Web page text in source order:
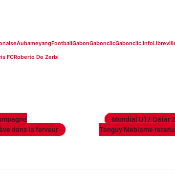
AubameyangFootballGabonGabonclicGabonclic.info
FCRoberto De Zerbi
dans la ferveur
Mondial U17 Qatar
Tanguy Mebiame